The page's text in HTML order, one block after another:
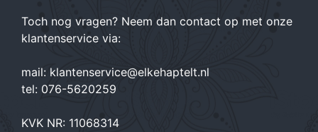
Toch nog vragen? Neem dan contact op met onze
klantenservice via:
mail: klantenservice@elkehaptelt.nl
tel: 076-5620259
KVK NR: 11068314